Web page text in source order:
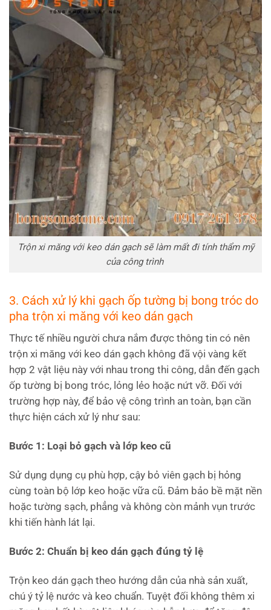
Trộn xi măng với keo dán gạch sẽ làm mất đi tính thẩm mỹ
của công trình
3. Cách xử lý khi gạch ốp tường bị bong tróc do
pha trộn xi măng với keo dán gạch
Thực tế nhiều người chưa nắm được thông tin có nên
trộn xi măng với keo dán gạch không đã vội vàng kết
hợp 2 vật liệu này với nhau trong thi công, dẫn đến gạch
ốp tường bị bong tróc, lỏng lẻo hoặc nứt vỡ. Đối với
trường hợp này, để bảo vệ công trình an toàn, bạn cần
thực hiện cách xử lý như sau:
Bước 1: Loại bỏ gạch và lớp keo cũ
Sử dụng dụng cụ phù hợp, cậy bỏ viên gạch bị hỏng
cùng toàn bộ lớp keo hoặc vữa cũ. Đảm bảo bề mặt nền
hoặc tường sạch, phẳng và không còn mảnh vụn trước
khi tiến hành lát lại.
Bước 2: Chuẩn bị keo dán gạch đúng tỷ lệ
Trộn keo dán gạch theo hướng dẫn của nhà sản xuất,
chú ý tỷ lệ nước và keo chuẩn. Tuyệt đối không thêm xi